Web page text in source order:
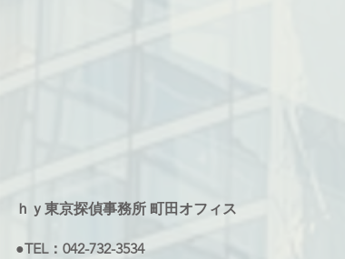
ｈｙ東京探偵事務所 町田オフィス
●TEL：042-732-3534